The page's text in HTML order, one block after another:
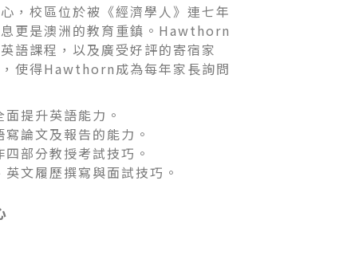
，校區位於被《經濟學人》連七年
更是澳洲的教育重鎮。Hawthorn
語課程，以及廣受好評的寄宿家
使得Hawthorn成為每年家長詢問
提升英語能力。
論文及報告的能力。
部分教授考試技巧。
文履歷撰寫與面試技巧。